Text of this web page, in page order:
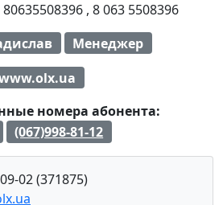
80635508396 , 8 063 5508396
Менеджер
номера абонента:
(067)998-81-12
02 (371875)